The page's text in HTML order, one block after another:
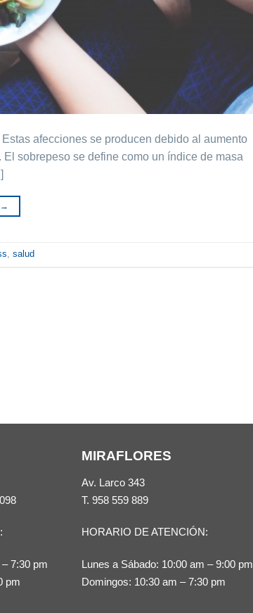
afecciones se producen debido al aumento
sobrepeso se define como un índice de masa
→
, salud
7:30 pm
pm
MIRAFLORES
Av. Larco 343
T. 958 559 889
HORARIO DE ATENCIÓN:
Lunes a Sábado: 10:00 am – 9:00 pm
Domingos: 10:30 am – 7:30 pm